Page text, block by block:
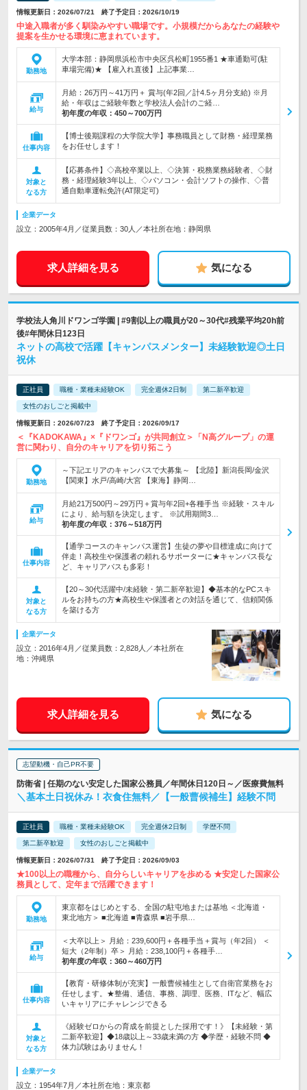
情報更新日：2026/07/21 終了予定日：2026/10/19
中途入職者が多く馴染みやすい職場です。小規模だからあなたの経験や
提案を生かせる環境に恵まれています。
勤務地
大学本部：静岡県浜松市中央区呉松町1955番1 ★車通勤可(駐
車場完備)★ 【雇入れ直後】上記事業…
給与
月給：26万円～41万円＋ 賞与(年2回／計4.5ヶ月分支給) ※月
給・年収はご経験年数と学校法人会計のご経…
初年度の年収： 450～700万円
仕事内容
【博士後期課程の大学院大学】事務職員として財務・経理業務
をお任せします！
対象と
なる方
【応募条件】◇高校卒業以上、◇決算・税務業務経験者、◇財
務・経理経験3年以上、◇パソコン・会計ソフトの操作、◇普
通自動車運転免許(AT限定可)
企業データ
設立：2005年4月／従業員数：30人／本社所在地：静岡県
求人詳細を見る 気になる
学校法人角川ドワンゴ学園 | #9割以上の職員が20～30代#残業平均20h前
後#年間休日123日
ネットの高校で活躍【キャンパスメンター】未経験歓迎◎土日
祝休
正社員 職種・業種未経験OK 完全週休2日制 第二新卒歓迎
女性のおしごと掲載中
情報更新日：2026/07/23 終了予定日：2026/09/17
＜『KADOKAWA』×『ドワンゴ』が共同創立＞「N高グループ」の運
営に関わり、自分のキャリアを切り拓こう
勤務地
～下記エリアのキャンパスで大募集～ 【北陸】新潟長岡/金沢
【関東】水戸/高崎/大宮 【東海】静岡…
給与
月給21万500円～29万円＋賞与年2回+各種手当 ※経験・スキル
により、給与額を決定します。 ※試用期間3…
初年度の年収： 376～518万円
仕事内容
【通学コースのキャンパス運営】生徒の夢や目標達成に向けて
伴走！高校生や保護者の頼れるサポーターに★キャンパス長な
ど、キャリアパスも多彩！
対象と
なる方
【20～30代活躍中/未経験・第二新卒歓迎】◆基本的なPCスキ
ルをお持ちの方★高校生や保護者との対話を通じて、信頼関係
を築ける方
企業データ
設立：2016年4月／従業員数：2,828人／本社所在
地：沖縄県
求人詳細を見る 気になる
志望動機・自己PR不要
防衛省 | 任期のない安定した国家公務員／年間休日120日～／医療費無料
＼基本土日祝休み！衣食住無料／【一般曹候補生】経験不問
正社員 職種・業種未経験OK 完全週休2日制 学歴不問
第二新卒歓迎 女性のおしごと掲載中
情報更新日：2026/07/31 終了予定日：2026/09/03
★100以上の職種から、自分らしいキャリアを歩める ★安定した国家公
務員として、定年まで活躍できます！
勤務地
東京都をはじめとする、全国の駐屯地または基地 ＜北海道・
東北地方＞ ■北海道 ■青森県 ■岩手県…
給与
＜大卒以上＞ 月給：239,600円＋各種手当＋賞与（年2回） ＜
短大（2年制）卒＞ 月給：238,100円＋各種手…
初年度の年収： 360～460万円
仕事内容
【教育・研修体制が充実】一般曹候補生として自衛官業務をお
任せします。★整備、通信、事務、調理、医務、ITなど、幅広
いキャリアにチャレンジできる
対象と
なる方
《経験ゼロからの育成を前提とした採用です！》【未経験・第
二新卒歓迎】◆18歳以上～33歳未満の方 ◆学歴・経験不問 ◆
体力試験はありません！
企業データ
設立：1954年7月／本社所在地：東京都